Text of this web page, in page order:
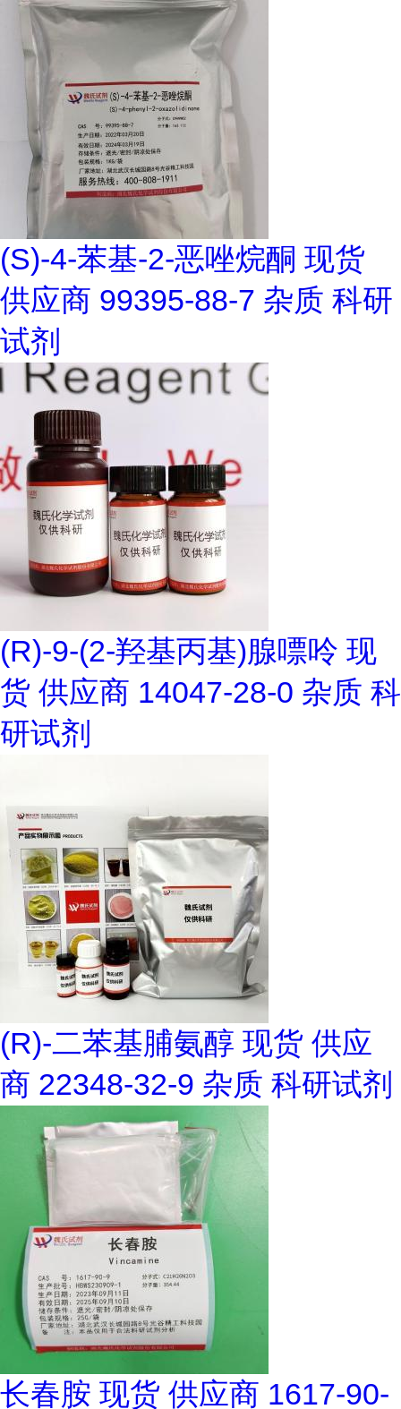
(S)-4-苯基-2-恶唑烷酮 现货
供应商 99395-88-7 杂质 科研
试剂
(R)-9-(2-羟基丙基)腺嘌呤 现
货 供应商 14047-28-0 杂质 科
研试剂
(R)-二苯基脯氨醇 现货 供应
商 22348-32-9 杂质 科研试剂
长春胺 现货 供应商 1617-90-